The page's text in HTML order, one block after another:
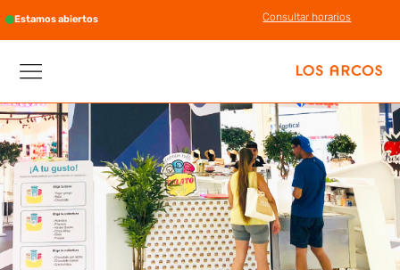
Estamos abiertos Consultar horarios